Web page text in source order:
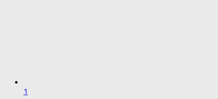
1